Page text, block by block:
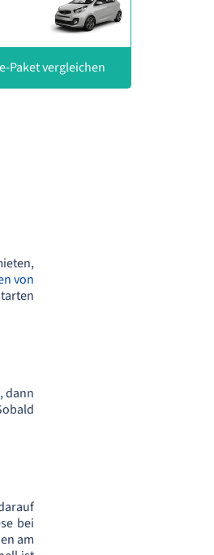
Paket vergleichen
von
dann
bei
am